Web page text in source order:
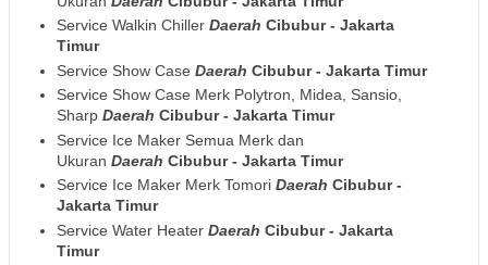
Service Walkin Chiller Daerah Cibubur - Jakarta
Timur
Service Show Case Daerah Cibubur - Jakarta Timur
Service Show Case Merk Polytron, Midea, Sansio,
Sharp Daerah Cibubur - Jakarta Timur
Service Ice Maker Semua Merk dan
Ukuran Daerah Cibubur - Jakarta Timur
Service Ice Maker Merk Tomori Daerah Cibubur -
Jakarta Timur
Service Water Heater Daerah Cibubur - Jakarta
Timur